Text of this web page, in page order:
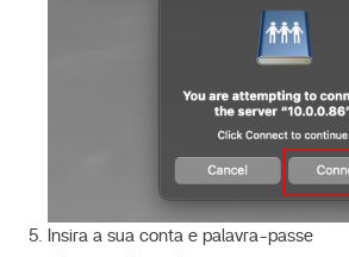
Insira a sua conta e palavra-passe